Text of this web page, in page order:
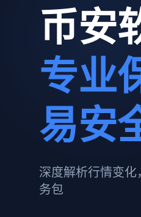
币安
专业
易安
深度解析行情变
务包​